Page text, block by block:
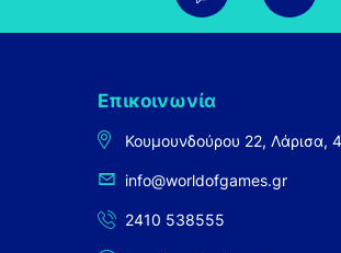
Επικοινωνία
Κουμουνδούρου 22, Λάρισα,
info@worldofgames.gr
2410 538555